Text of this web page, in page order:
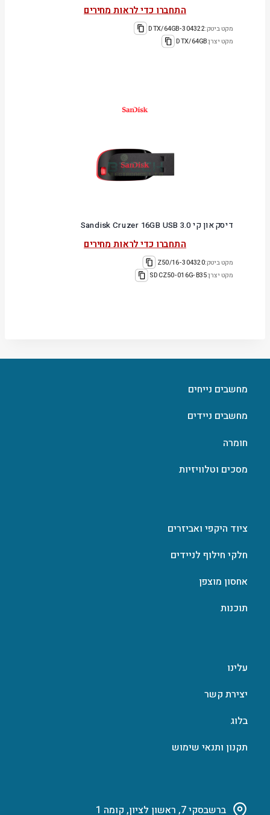
התחברו כדי לראות מחירים
מקט ביטק:304322-DTX/64GB
מקט יצרן:DTX/64GB
דיסק און קי Sandisk Cruzer 16GB USB 3.0
התחברו כדי לראות מחירים
מקט ביטק:304320-Z50/16
מקט יצרן:SDCZ50-016G-B35
מחשבים נייחים
מחשבים ניידים
חומרה
מסכים וטלוויזיות
ציוד היקפי ואביזרים
חלקי חילוף לניידים
אחסון מוצפן
תוכנות
עלינו
יצירת קשר
בלוג
תקנון ותנאי שימוש
ברשבסקי 7, ראשון לציון, קומה 1